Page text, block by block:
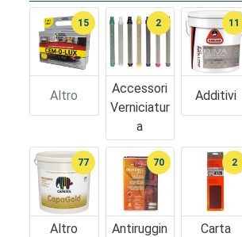
Altro
15
Accessori
Verniciatur
A
2
Additivi
11
Altro
77
Antiruggin
70
Carta
2